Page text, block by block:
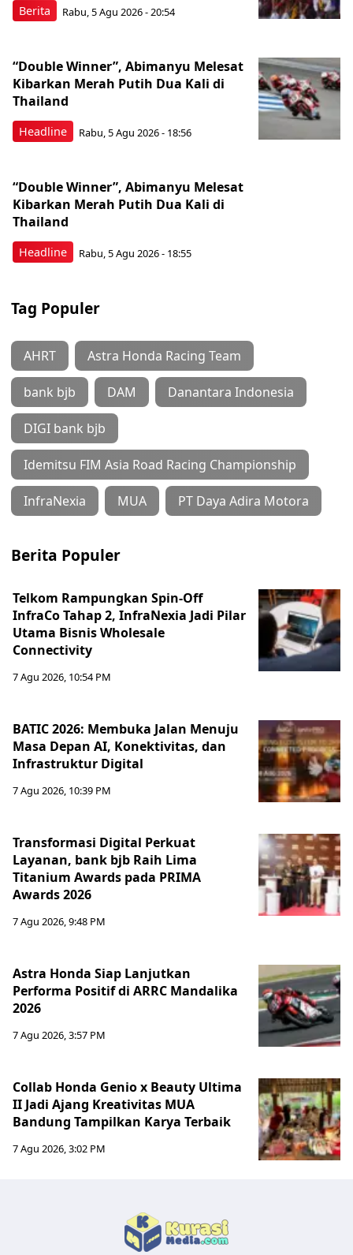
Berita Rabu, 5 Agu 2026 - 20:54
Headline
“Double Winner”, Abimanyu Melesat
Kibarkan Merah Putih Dua Kali di
Thailand
Rabu, 5 Agu 2026 - 18:56
Headline
“Double Winner”, Abimanyu Melesat
Kibarkan Merah Putih Dua Kali di
Thailand
Rabu, 5 Agu 2026 - 18:55
Tag Populer
AHRT Astra Honda Racing Team
bank bjb DAM Danantara Indonesia
DIGI bank bjb
Idemitsu FIM Asia Road Racing Championship
InfraNexia MUA PT Daya Adira Motora
Berita Populer
Telkom Rampungkan Spin-Off
InfraCo Tahap 2, InfraNexia Jadi Pilar
Utama Bisnis Wholesale
Connectivity
7 Agu 2026, 10:54 PM
BATIC 2026: Membuka Jalan Menuju
Masa Depan AI, Konektivitas, dan
Infrastruktur Digital
7 Agu 2026, 10:39 PM
Transformasi Digital Perkuat
Layanan, bank bjb Raih Lima
Titanium Awards pada PRIMA
Awards 2026
7 Agu 2026, 9:48 PM
Astra Honda Siap Lanjutkan
Performa Positif di ARRC Mandalika
2026
7 Agu 2026, 3:57 PM
Collab Honda Genio x Beauty Ultima
II Jadi Ajang Kreativitas MUA
Bandung Tampilkan Karya Terbaik
7 Agu 2026, 3:02 PM